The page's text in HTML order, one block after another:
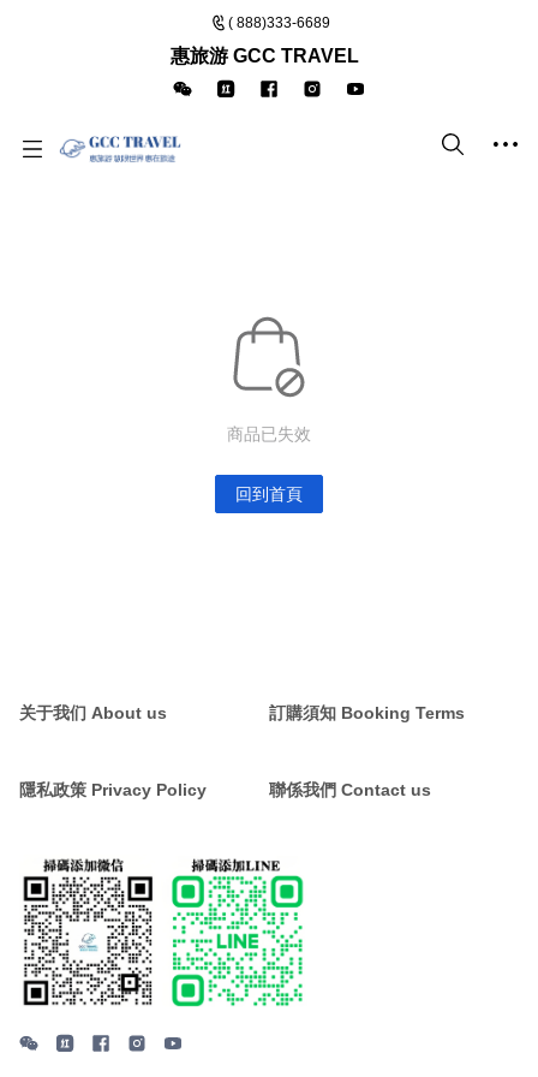
( 888)333-6689
惠旅游 GCC TRAVEL
商品已失效
回到首頁
关于我们 About us 訂購須知 Booking Terms
隱私政策 Privacy Policy 聯係我們 Contact us